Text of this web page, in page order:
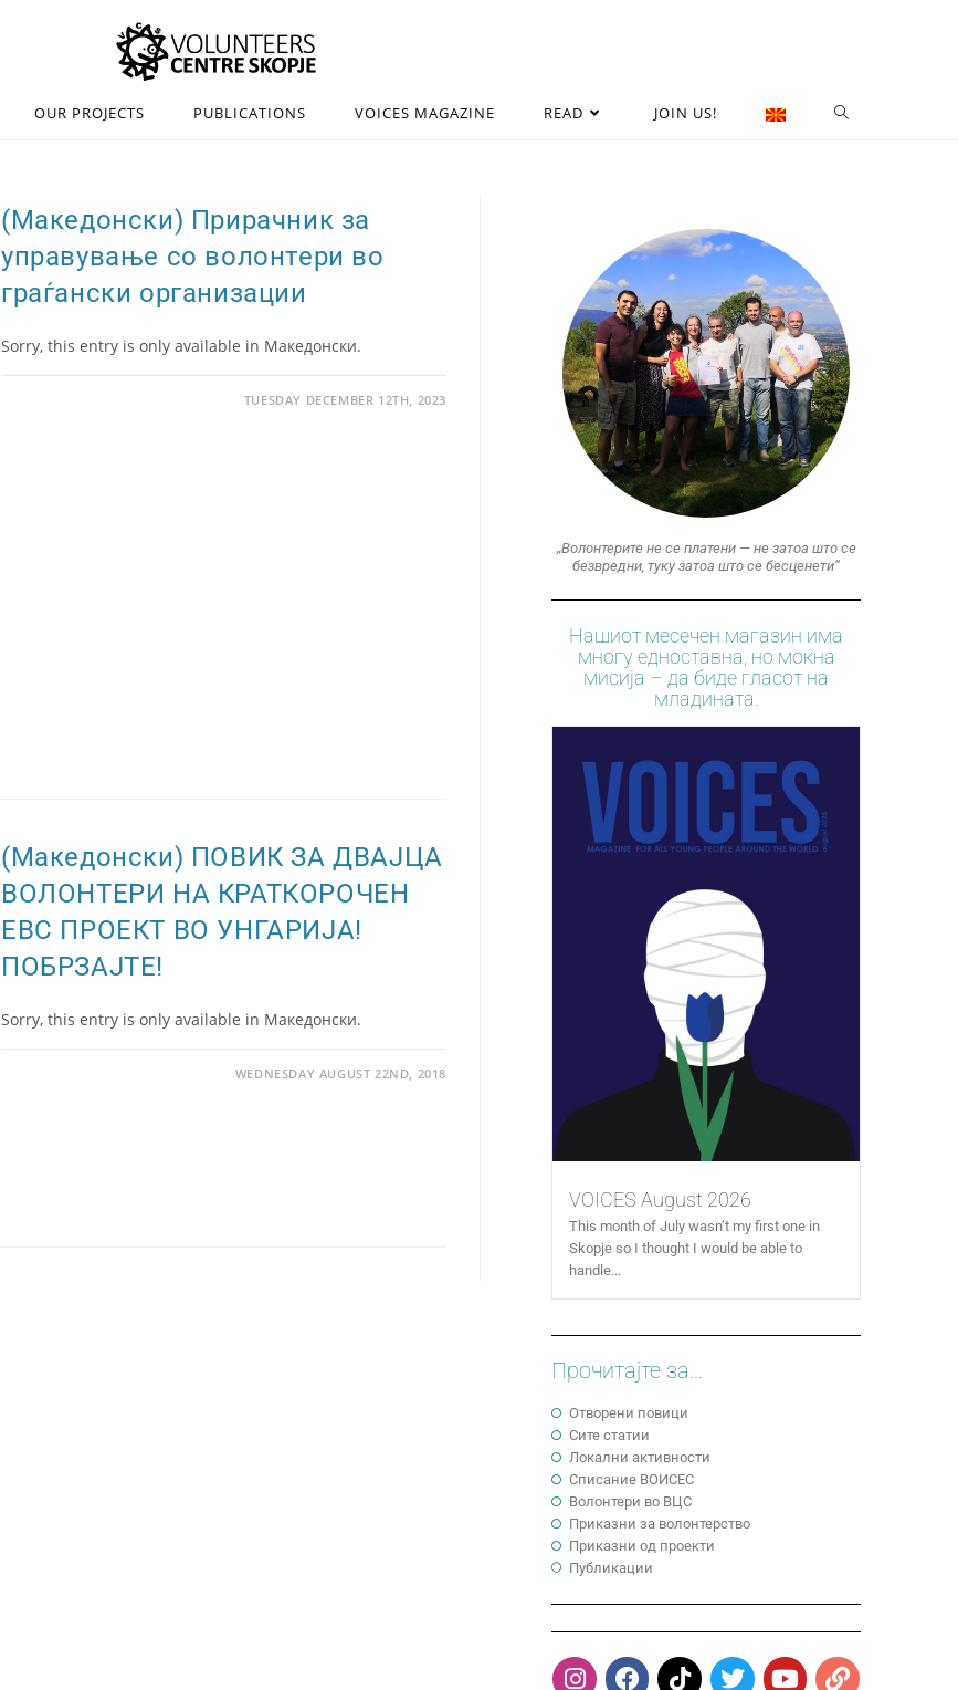
OUR PROJECTS PUBLICATIONS VOICES MAGAZINE READ JOIN US!
(Македонски) Прирачник за
управување со волонтери во
граѓански организации
Sorry, this entry is only available in Македонски.
TUESDAY DECEMBER 12TH, 2023
(Македонски) ПОВИК ЗА ДВАЈЦА
ВОЛОНТЕРИ НА КРАТКОРОЧЕН
ЕВС ПРОЕКТ ВО УНГАРИЈА!
ПОБРЗАЈТЕ!
Sorry, this entry is only available in Македонски.
WEDNESDAY AUGUST 22ND, 2018
„Волонтерите не се платени — не затоа што се
безвредни, туку затоа што се бесценети“
Нашиот месечен магазин има
многу едноставна, но моќна
мисија – да биде гласот на
младината.
VOICES August 2026
This month of July wasn’t my first one in
Skopje so I thought I would be able to
handle...
Прочитајте за...
Отворени повици
Сите статии
Локални активности
Cписание ВОИСЕС
Волонтери во ВЦС
Приказни за волонтерство
Приказни од проекти
Публикации